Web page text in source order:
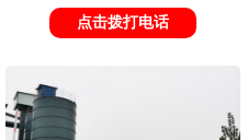
点击拨打电话